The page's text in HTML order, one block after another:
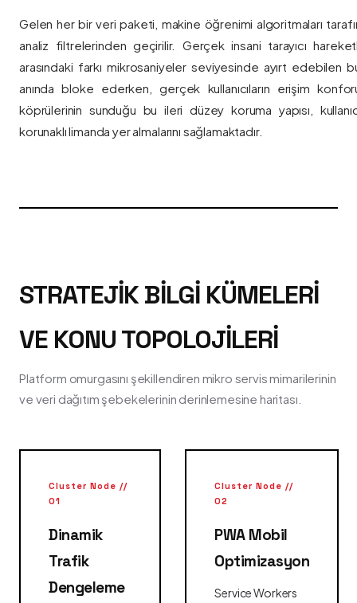
Gelen her bir veri paketi, makine öğrenimi algoritmaları
analiz filtrelerinden geçirilir. Gerçek insani tarayıcı
arasındaki farkı mikrosaniyeler seviyesinde ayırt edebilen
anında bloke ederken, gerçek kullanıcıların erişim
köprülerinin sunduğu bu ileri düzey koruma yapısı,
korunaklı limanda yer almalarını sağlamaktadır.
STRATEJIK BILGI KÜMELERI
VE KONU TOPOLOJILERI
Platform omurgasını şekillendiren mikro servis mimarilerinin
ve veri dağıtım şebekelerinin derinlemesine haritası.
Cluster Node //
01
Dinamik
Trafik
Dengeleme
Cluster Node //
02
PWA Mobil
Optimizasyon
Service Workers